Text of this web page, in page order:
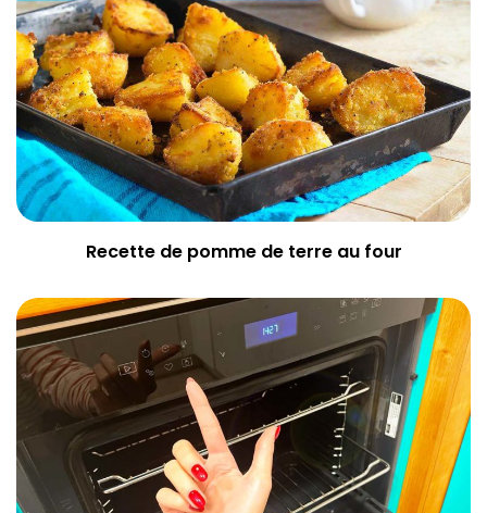
Recette de pomme de terre au four